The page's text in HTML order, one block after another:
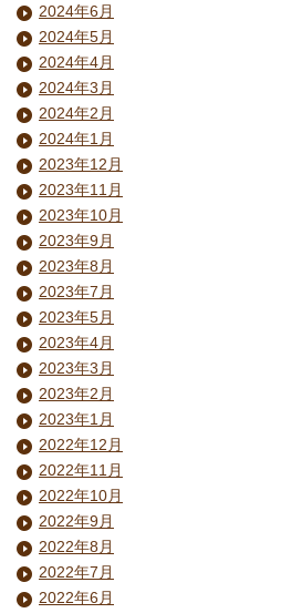
2024年6月
2024年5月
2024年4月
2024年3月
2024年2月
2024年1月
2023年12月
2023年11月
2023年10月
2023年9月
2023年8月
2023年7月
2023年5月
2023年4月
2023年3月
2023年2月
2023年1月
2022年12月
2022年11月
2022年10月
2022年9月
2022年8月
2022年7月
2022年6月